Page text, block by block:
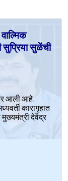
सुप्रिया सुळेंची
आली आहे.
कारागृहात
मुख्यमंत्री देवेंद्र